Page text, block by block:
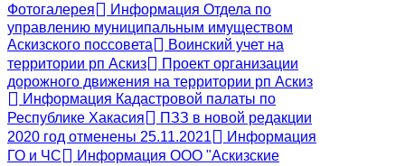
Фотогалерея
Информация Отдела по
управлению муниципальным имуществом
Аскизского поссовета
Воинский учет на
территории рп Аскиз
Проект организации
дорожного движения на территории рп Аскиз
Информация Кадастровой палаты по
Республике Хакасия
ПЗЗ в новой редакции
2020 год отменены 25.11.2021
Информация
ГО и ЧС
Информация ООО "Аскизские